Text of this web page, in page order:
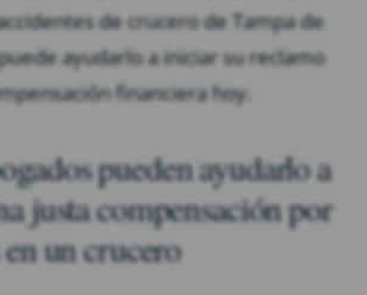
de crucero de Tampa de
ayudarlo a iniciar su reclamo
financiera hoy.
pueden ayudarlo a
justa compensación por
un crucero